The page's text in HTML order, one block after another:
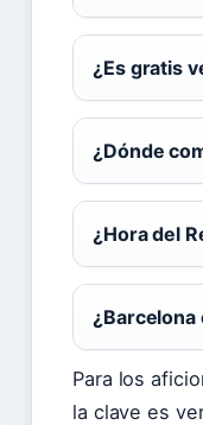
¿Es gratis
¿Dónde
¿Hora del
¿Barcelona
Para los
la clave es